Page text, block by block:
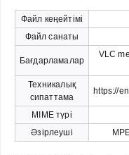
Файл кеңейтімі
Файл санаты
Бағдарламалар
VLC
Техникалық
сипаттама
https://
MIME түрі
Әзірлеуші